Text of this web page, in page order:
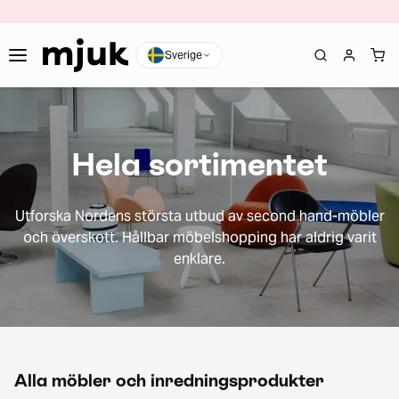
Sverige
Hela sortimentet
Utforska Nordens största utbud av second hand-möbler
och överskott. Hållbar möbelshopping har aldrig varit
enklare.
Alla möbler och inredningsprodukter